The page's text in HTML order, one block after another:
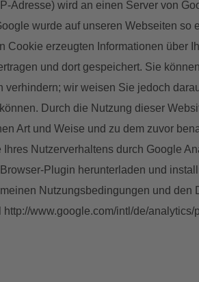
Adresse) wird an einen Server von
wurde auf unseren Webseiten so
erzeugten Informationen über
und dort gespeichert. Sie
wir weisen Sie jedoch
Durch die Nutzung dieser
Art und Weise und zu dem zuvor
Nutzerverhaltens durch Google
Plugin herunterladen und
Nutzungsbedingungen und den
www.google.com/intl/de/analytics/